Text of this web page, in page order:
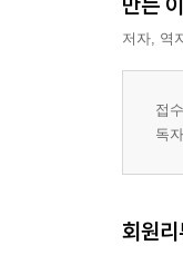
저자, 역
접
독
회원